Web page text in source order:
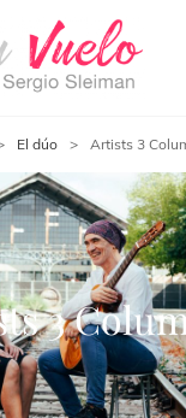
El dúo > Artists 3
3